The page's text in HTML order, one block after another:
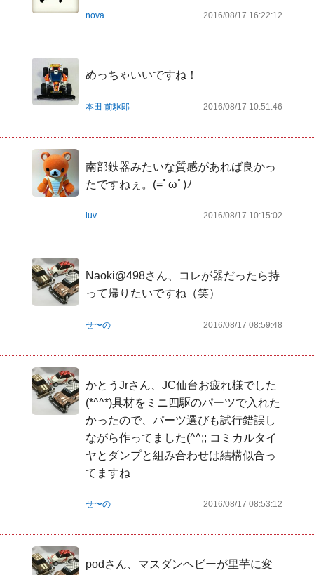
nova 2016/08/17 16:22:12
めっちゃいいですね！
本田 前駆郎 2016/08/17 10:51:46
南部鉄器みたいな質感があれば良かっ
たですねぇ。(=ﾟωﾟ)ﾉ
luv 2016/08/17 10:15:02
Naoki@498さん、コレが器だったら持
って帰りたいですね（笑）
せ〜の 2016/08/17 08:59:48
かとうJrさん、JC仙台お疲れ様でした
(*^^*)具材をミニ四駆のパーツで入れた
かったので、パーツ選びも試行錯誤し
ながら作ってました(^^;; コミカルタイ
ヤとダンプと組み合わせは結構似合っ
てますね
せ〜の 2016/08/17 08:53:12
podさん、マスダンヘビーが里芋に変